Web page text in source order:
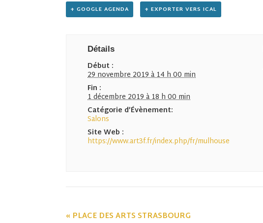
+ GOOGLE AGENDA + EXPORTER VERS ICAL
Détails
Début :
29 novembre 2019 à 14 h 00 min
Fin :
1 décembre 2019 à 18 h 00 min
Catégorie d’Évènement:
Salons
Site Web :
https://www.art3f.fr/index.php/fr/mulhouse
« PLACE DES ARTS STRASBOURG